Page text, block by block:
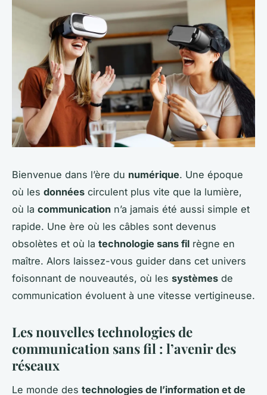
Bienvenue dans l’ère du numérique. Une époque
où les données circulent plus vite que la lumière,
où la communication n’a jamais été aussi simple et
rapide. Une ère où les câbles sont devenus
obsolètes et où la technologie sans fil règne en
maître. Alors laissez-vous guider dans cet univers
foisonnant de nouveautés, où les systèmes de
communication évoluent à une vitesse vertigineuse.
Les nouvelles technologies de
communication sans fil : l’avenir des
réseaux
Le monde des technologies de l’information et de